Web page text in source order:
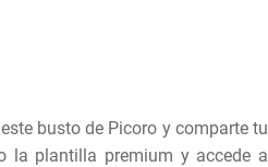
busto de Picoro y comparte tu
la plantilla premium y accede a